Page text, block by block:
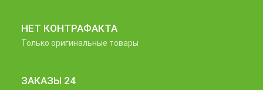
НЕТ КОНТРАФАКТА
Только оригинальные товары
ЗАКАЗЫ 24